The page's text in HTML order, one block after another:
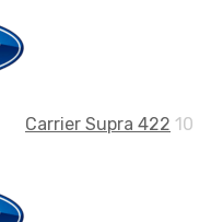
Carrier Supra 422 10